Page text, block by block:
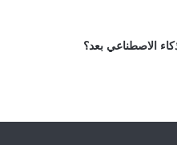
الاصطناعي بعد؟